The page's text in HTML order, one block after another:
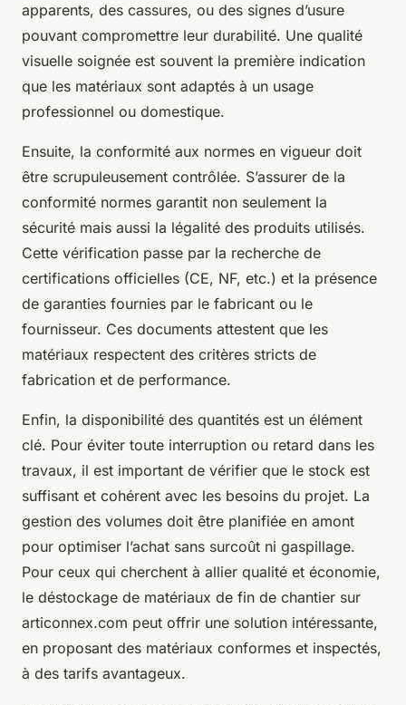
apparents, des cassures, ou des signes d’usure
pouvant compromettre leur durabilité. Une qualité
visuelle soignée est souvent la première indication
que les matériaux sont adaptés à un usage
professionnel ou domestique.
Ensuite, la conformité aux normes en vigueur doit
être scrupuleusement contrôlée. S’assurer de la
conformité normes garantit non seulement la
sécurité mais aussi la légalité des produits utilisés.
Cette vérification passe par la recherche de
certifications officielles (CE, NF, etc.) et la présence
de garanties fournies par le fabricant ou le
fournisseur. Ces documents attestent que les
matériaux respectent des critères stricts de
fabrication et de performance.
Enfin, la disponibilité des quantités est un élément
clé. Pour éviter toute interruption ou retard dans les
travaux, il est important de vérifier que le stock est
suffisant et cohérent avec les besoins du projet. La
gestion des volumes doit être planifiée en amont
pour optimiser l’achat sans surcoût ni gaspillage.
Pour ceux qui cherchent à allier qualité et économie,
le déstockage de matériaux de fin de chantier sur
articonnex.com peut offrir une solution intéressante,
en proposant des matériaux conformes et inspectés,
à des tarifs avantageux.